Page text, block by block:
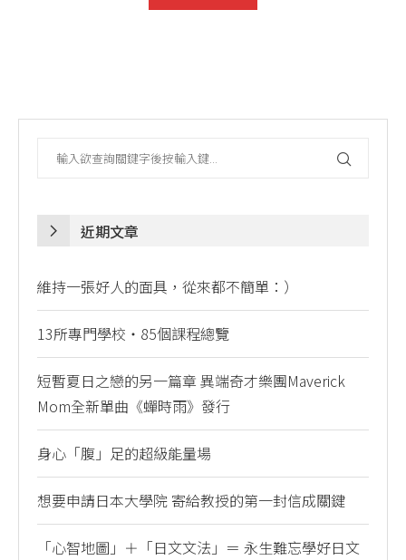
近期文章
維持一張好人的面具，從來都不簡單：）
13所專門學校・85個課程總覽
短暫夏日之戀的另一篇章 異端奇才樂團Maverick
Mom全新單曲《蟬時雨》發行
身心「腹」足的超級能量場
想要申請日本大學院 寄給教授的第一封信成關鍵
「心智地圖」＋「日文文法」＝ 永生難忘學好日文